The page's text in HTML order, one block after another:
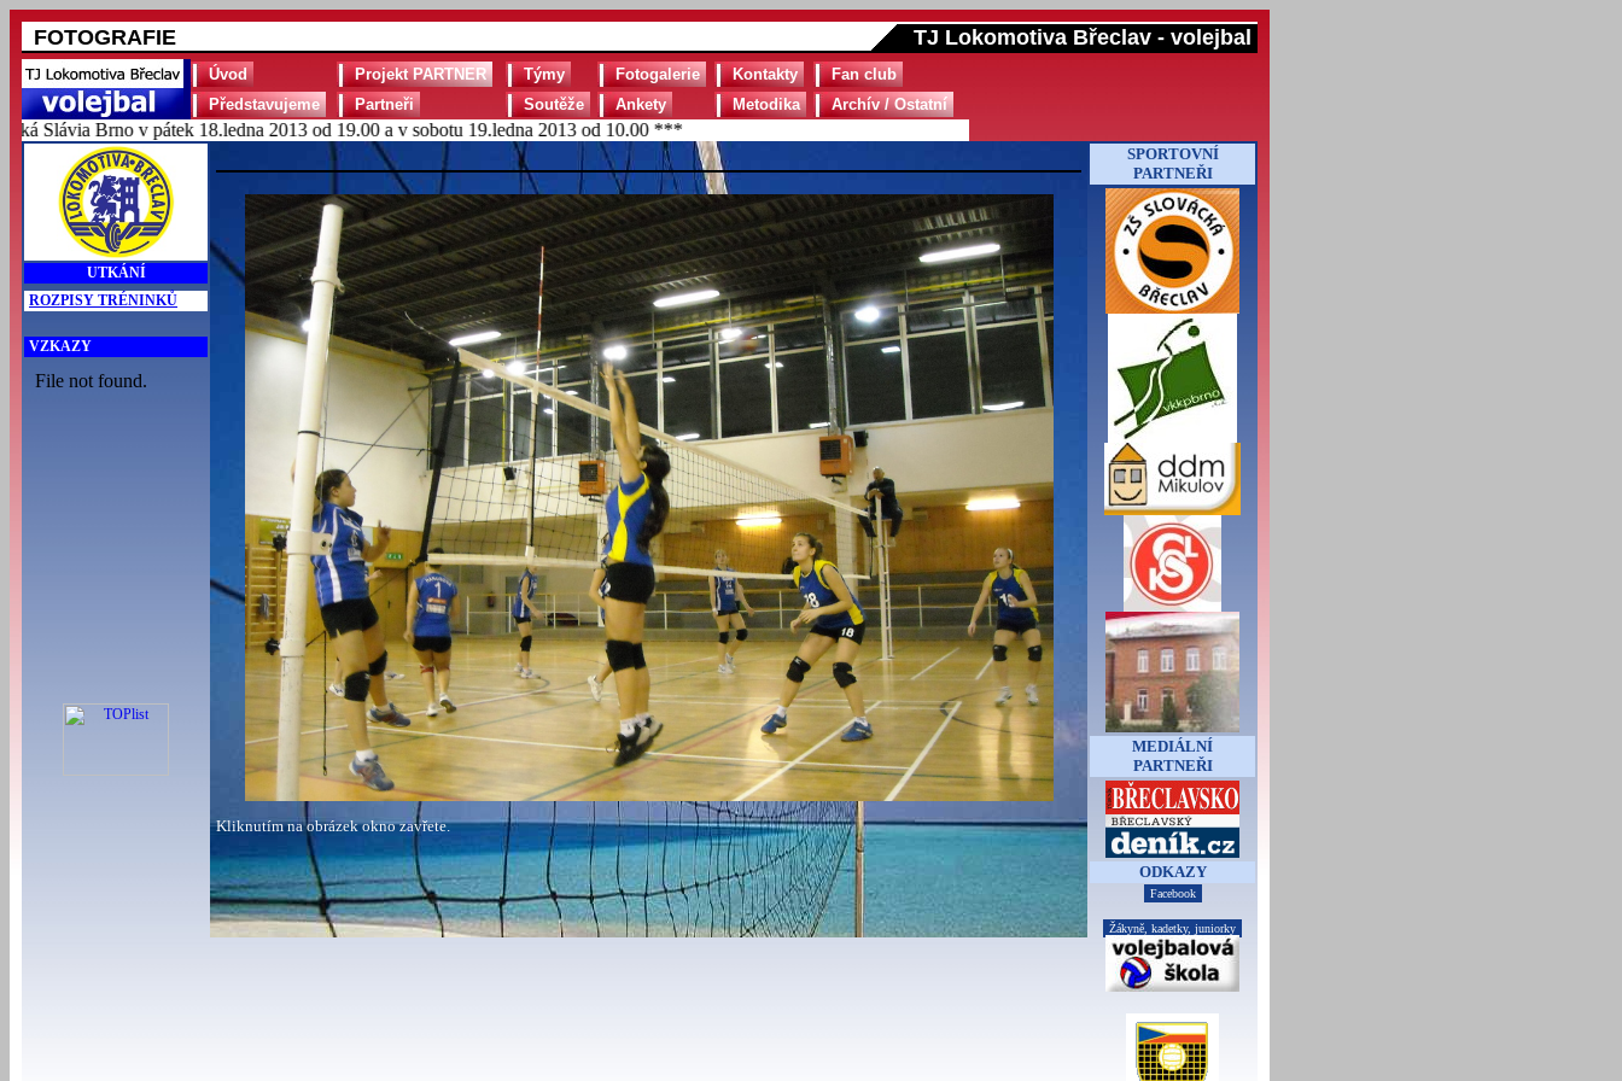
FOTOGRAFIE TJ Lokomotiva Břeclav - volejbal
Úvod Projekt PARTNER Týmy Fotogalerie Kontakty
Fan club
Představujeme
Partneři Soutěže Ankety Metodika Archív / Ostatní
Brno v pátek 18.ledna 2013 od 19.00 a v sobotu 19.ledna 2013 od 10.00 ***
UTKÁNÍ
ROZPISY TRÉNINKŮ
VZKAZY
Kliknutím na obrázek okno zavřete.
SPORTOVNÍ
PARTNEŘI
MEDIÁLNÍ
PARTNEŘI
ODKAZY
Facebook
Žákyně, kadetky, juniorky